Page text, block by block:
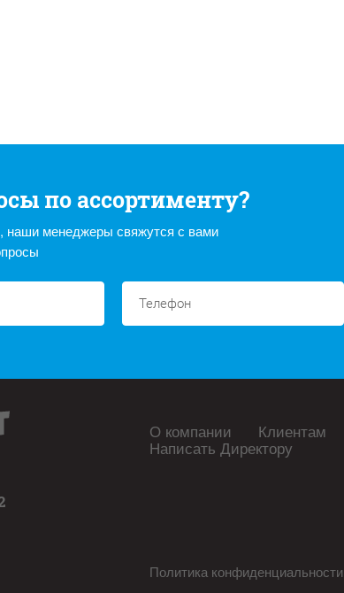
по ассортименту?
наши менеджеры свяжутся с вами
О компании Клиентам
Написать Директору
Политика конфиденциальности